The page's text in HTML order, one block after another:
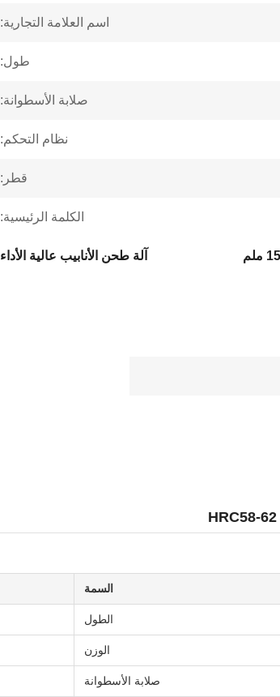
اسم العلامة التجارية:
طول:
صلابة الأسطوانة:
نظام التحكم:
قطر:
الكلمة الرئيسية:
آلة طحن الأنابيب عالية الأداء
السمة
الطول
الوزن
صلابة الأسطوانة